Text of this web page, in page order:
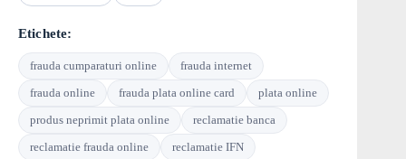
Etichete:
frauda cumparaturi online
frauda internet
frauda online
frauda plata online card
plata online
produs neprimit plata online
reclamatie banca
reclamatie frauda online
reclamatie IFN